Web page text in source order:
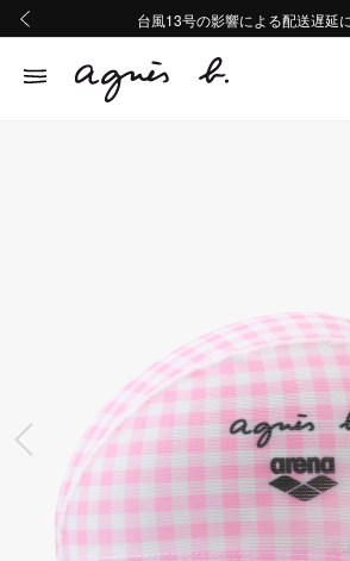
熊本地域地震の影響による配送遅
Summer Sale
台風13号の影響による配送遅延
熊本地域地震の影響による配送遅
Summer Sale
前の画像